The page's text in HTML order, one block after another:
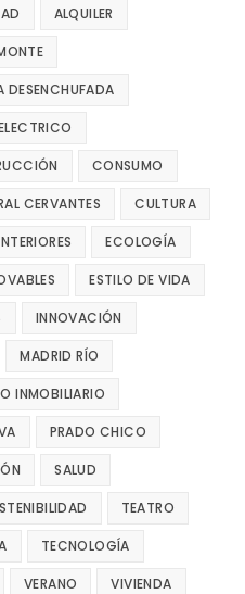
ALQUILER
DESENCHUFADA
CONSUMO
CERVANTES CULTURA
ECOLOGÍA
ESTILO DE VIDA
INNOVACIÓN
MADRID RÍO
INMOBILIARIO
PRADO CHICO
SALUD
TEATRO
TECNOLOGÍA
VERANO VIVIENDA